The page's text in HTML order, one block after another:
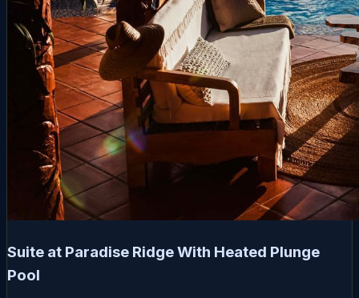
Suite at Paradise Ridge With Heated Plunge
Pool